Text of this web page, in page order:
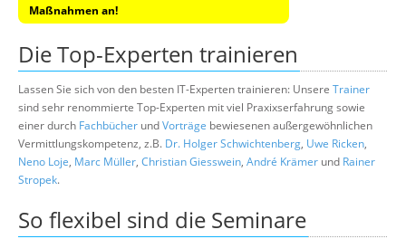
Maßnahmen an!
Die Top-Experten trainieren
Lassen Sie sich von den besten IT-Experten trainieren: Unsere Trainer
sind sehr renommierte Top-Experten mit viel Praxixserfahrung sowie
einer durch Fachbücher undVorträge bewiesenen außergewöhnlichen
Vermittlungskompetenz, z.B. Dr. Holger Schwichtenberg, Uwe Ricken,
Neno Loje, Marc Müller, Christian Giesswein, André Krämer und Rainer
Stropek.
So flexibel sind die Seminare